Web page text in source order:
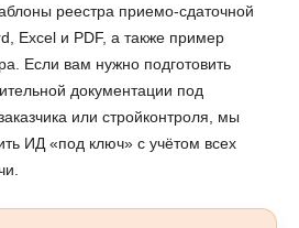
реестра приемо-сдаточной
Excel и PDF, а также пример
Если вам нужно подготовить
документации под
или стройконтроля, мы
ИД «под ключ» с учётом всех